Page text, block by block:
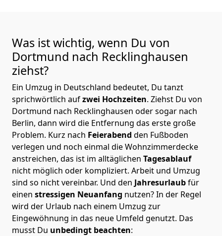
Was ist wichtig, wenn Du von
Dortmund nach Recklinghausen
ziehst?
Ein Umzug in Deutschland bedeutet, Du tanzt
sprichwörtlich aufzwei Hochzeiten. Ziehst Du von
Dortmund nach Recklinghausen oder sogar nach
Berlin, dann wird die Entfernung das erste große
Problem. Kurz nach Feierabend den Fußboden
verlegen und noch einmal die Wohnzimmerdecke
anstreichen, das ist im alltäglichen Tagesablauf
nicht möglich oder kompliziert. Arbeit und Umzug
sind so nicht vereinbar. Und den Jahresurlaubfür
einen stressigen Neuanfang nutzen? In der Regel
wird der Urlaub nach einem Umzug zur
Eingewöhnung in das neue Umfeld genutzt. Das
musst Du unbedingt beachten: